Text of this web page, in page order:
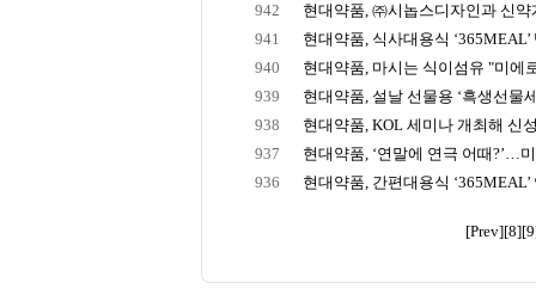
942
현대약품, ㈜시놉스디자인과 신
941
현대약품, 식사대용식 ‘365MEAL’
940
현대약품, 마시는 식이섬유 "미에
939
현대약품, 설날 선물용 ‘흑생선물
938
현대약품, KOL 세미나 개최해 신
937
현대약품, ‘연말에 연극 어때?’…
936
현대약품, 간편대용식 ‘365MEAL’
[Prev][8]